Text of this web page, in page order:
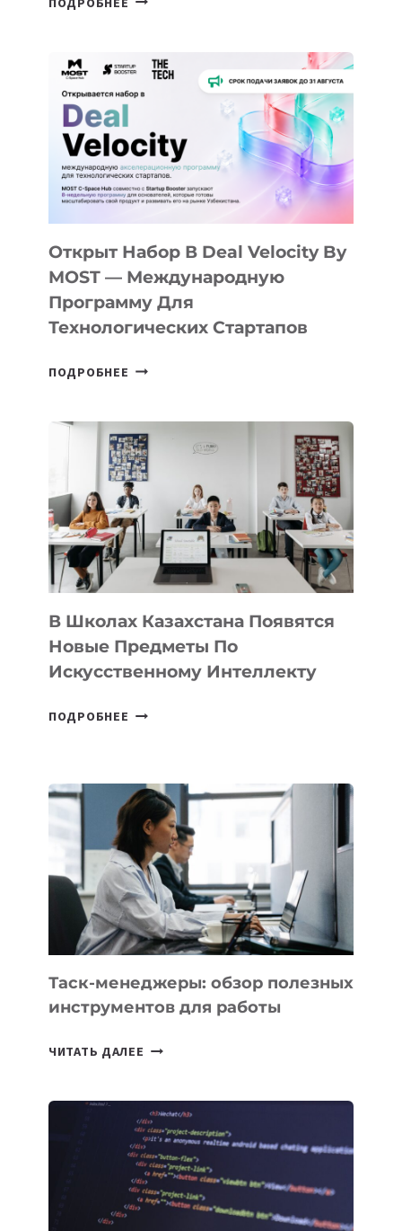
ДАЛ
БИЛЕТ
В
ПРЕДПРИНИМАТЕЛЬСТВО
Открыт Набор В Deal Velocity By
MOST — Международную
Программу Для
Технологических Стартапов
ПОДРОБНЕЕОТКРЫТ
DEAL
VELOCITY
BY
MOST
МЕЖДУНАРОДНУЮ
ДЛЯ
ТЕХНОЛОГИЧЕСКИХ
СТАРТАПОВ
В Школах Казахстана Появятся
Новые Предметы По
Искусственному Интеллекту
ПОДРОБНЕЕ
ШКОЛАХ
КАЗАХСТАНА
НОВЫЕ
ПРЕДМЕТЫ
ПО
ИНТЕЛЛЕКТУ
Таск-менеджеры: обзор полезных
инструментов для работы
ЧИТАТЬ ДАЛЕЕТАСК-
МЕНЕДЖЕРЫ:
ОБЗОР
ПОЛЕЗНЫХ
ДЛЯ
РАБОТЫ
7 приложений для вайбкодинга,
которые помогают создавать
продукты без сложного кода
ЧИТАТЬ ДАЛЕЕ